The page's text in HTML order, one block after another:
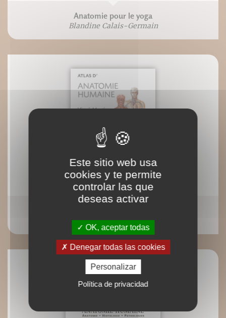
Anatomie pour le yoga
Blandine Calais-Germain
Vigué-Martin
Este sitio web usa
cookies y te permite
controlar las que
deseas activar
OK, aceptar todas
Denegar todas las cookies
Personalizar
Política de privacidad